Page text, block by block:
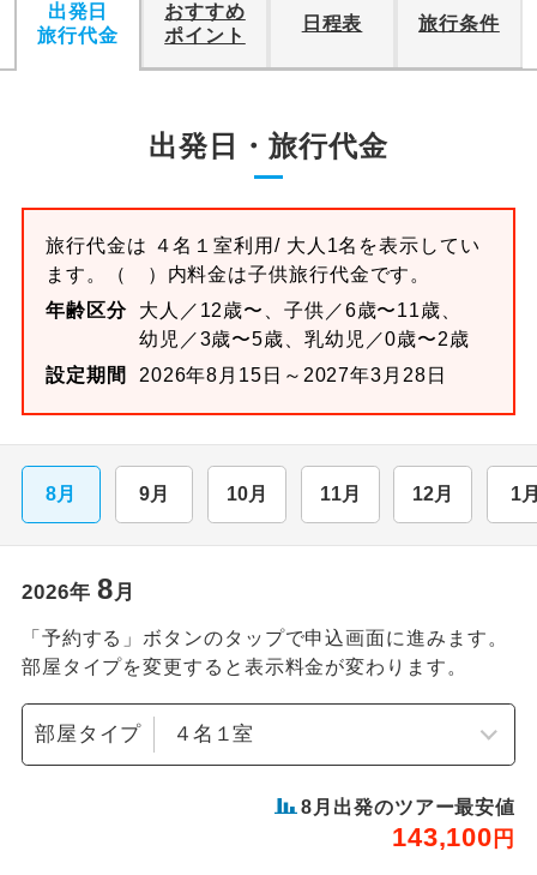
出発日
旅行代金
おすすめ
ポイント
日程表 旅行条件
出発日・旅行代金
旅行代金は ４名１室利用/ 大人1名を表示してい
ます。
（ ）内料金は子供旅行代金です。
年齢区分
大人／12歳〜、子供／6歳〜11歳、
幼児／3歳〜5歳、乳幼児／0歳〜2歳
設定期間
2026年8月15日～2027年3月28日
8月 9月 10月 11月 12月 1
2026年 8 月
「予約する」ボタンのタップで申込画面に進みます。
部屋タイプを変更すると表示料金が変わります。
部屋タイプ
8 月出発のツアー最安値
143,100 円